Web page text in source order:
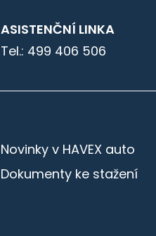
ASISTENČNÍ LINKA
Tel.: 499 406 506
Novinky v HAVEX auto
Dokumenty ke stažení